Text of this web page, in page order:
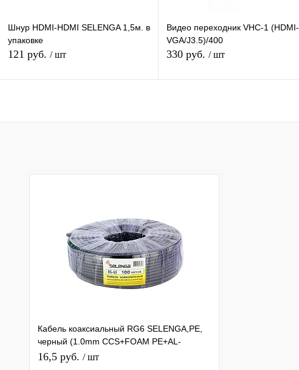
Шнур HDMI-HDMI SELENGA 1,5м. в
упаковке
121 руб. / шт
Видео переходник VHC-1 (HDMI-
VGA/J3.5)/400
330 руб. / шт
Кабель коаксиальный RG6 SELENGA,PE,
черный (1.0mm CCS+FOAM PE+AL-
FOIL+48X0.12mm AL+6.6mm)
16,5 руб. / шт